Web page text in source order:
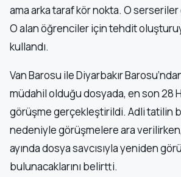
ama arka taraf kör nokta. O serseriler
O alan öğrenciler için tehdit
kullandı.
Van Barosu ile Diyarbakır
müdahil olduğu dosyada, en son 28
görüşme gerçekleştirildi. Adli tatilin
nedeniyle görüşmelere ara
ayında dosya savcısıyla yeniden
bulunacaklarını belirtti.